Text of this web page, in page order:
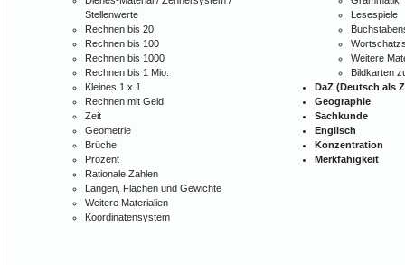
Stellenwerte
Rechnen bis 20
Rechnen bis 100
Rechnen bis 1000
Rechnen bis 1 Mio.
Kleines 1 x 1
Rechnen mit Geld
Zeit
Geometrie
Brüche
Prozent
Rationale Zahlen
Längen, Flächen und Gewichte
Weitere Materialien
Koordinatensystem
Lesespiele
Weitere
Bildkarten
DaZ (Deutsch als
Geographie
Sachkunde
Englisch
Konzentration
Merkfähigkeit